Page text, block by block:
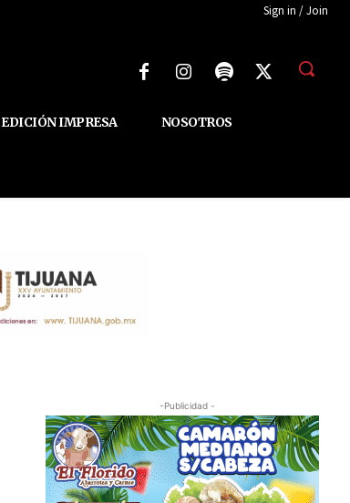
Sign in / Join
EDICIÓN IMPRESA NOSOTROS
-Publicidad -